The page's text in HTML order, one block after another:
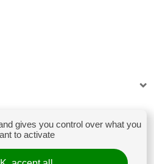
gives you control over what you
to activate